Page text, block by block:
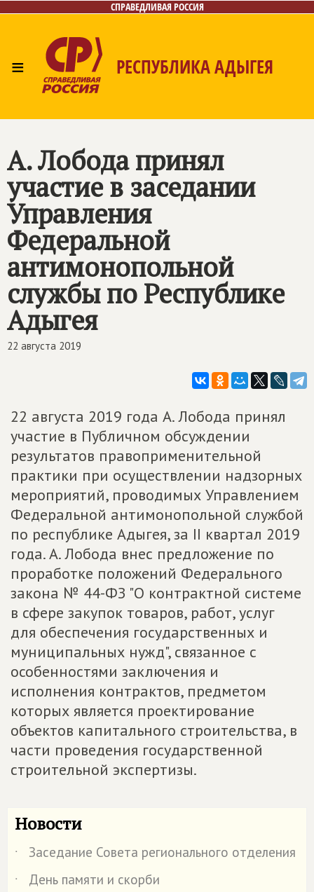
СПРАВЕДЛИВАЯ РОССИЯ
≡ РЕСПУБЛИКА АДЫГЕЯ
А. Лобода принял
участие в заседании
Управления
Федеральной
антимонопольной
службы по Республике
Адыгея
22 августа 2019
22 августа 2019 года А. Лобода принял
участие в Публичном обсуждении
результатов правоприменительной
практики при осуществлении надзорных
мероприятий, проводимых Управлением
Федеральной антимонопольной службой
по республике Адыгея, за II квартал 2019
года. А. Лобода внес предложение по
проработке положений Федерального
закона № 44-ФЗ "О контрактной системе
в сфере закупок товаров, работ, услуг
для обеспечения государственных и
муниципальных нужд", связанное с
особенностями заключения и
исполнения контрактов, предметом
которых является проектирование
объектов капитального строительства, в
части проведения государственной
строительной экспертизы.
Новости
˙
Заседание Совета регионального отделения
˙
День памяти и скорби